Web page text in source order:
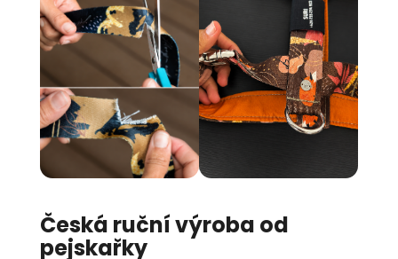
Česká ruční výroba od
pejskařky